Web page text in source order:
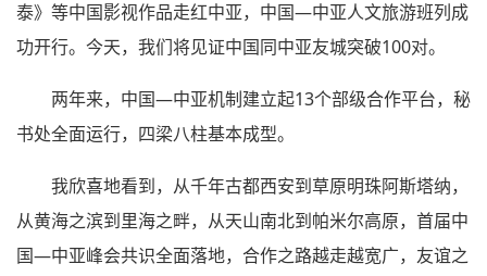
泰》等中国影视作品走红中亚，中国—中亚人文旅游班列成
功开行。今天，我们将见证中国同中亚友城突破100对。
两年来，中国—中亚机制建立起13个部级合作平台，秘
书处全面运行，四梁八柱基本成型。
我欣喜地看到，从千年古都西安到草原明珠阿斯塔纳，
从黄海之滨到里海之畔，从天山南北到帕米尔高原，首届中
国—中亚峰会共识全面落地，合作之路越走越宽广，友谊之